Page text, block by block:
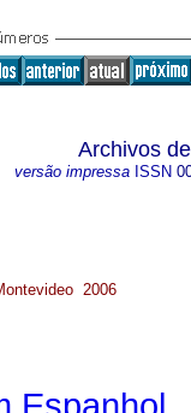
Archivos
versão impressa ISSN
2006